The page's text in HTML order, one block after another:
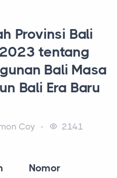
Provinsi Bali
tentang
Bali Masa
Bali Era Baru
Coy
2141
Nomor